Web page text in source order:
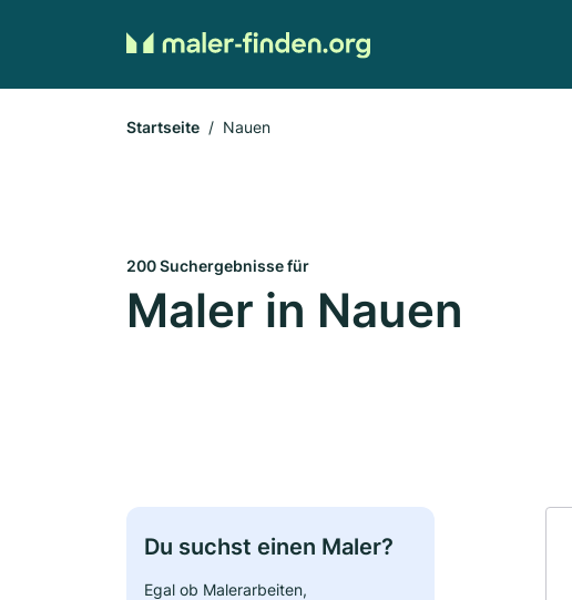
Startseite Nauen
200 Suchergebnisse für
Maler in Nauen
Du suchst einen Maler?
Egal ob Malerarbeiten,